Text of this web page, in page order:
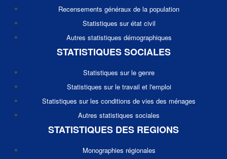
Recensements généraux de la population
Statistiques sur état civil
Autres statistiques démographiques
STATISTIQUES SOCIALES
Statistiques sur le genre
Statistiques sur le travail et l'emploi
Statistiques sur les conditions de vies des ménages
Autres statistiques sociales
STATISTIQUES DES REGIONS
Monographies régionales